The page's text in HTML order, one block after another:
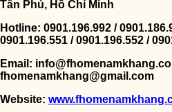
Tân Phú, Hồ Chí Minh
Hotline: 0901.196.992 /
0901.196.551 / 0901.196.552 /
Email:
fhomenamkhang@gmail.com
Website: